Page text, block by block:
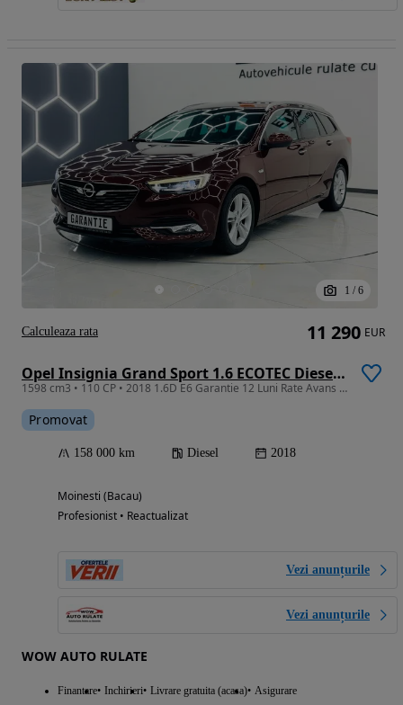
1 / 6
Opel Insignia Grand Sport 1.6 ECOTEC Diesel Business Edition
1598 cm3 • 110 CP • 2018 1.6D E6 Garantie 12 Luni Rate Avans 0 Doar Cu Buletinul
Promovat
158 000 km Diesel 2018
Moinesti (Bacau)
Profesionist • Reactualizat
Vezi anunțurile
Vezi anunțurile
WOW AUTO RULATE
Finantare Inchirieri Livrare gratuita (acasa) Asigurare
11 290 EUR
Calculeaza rata